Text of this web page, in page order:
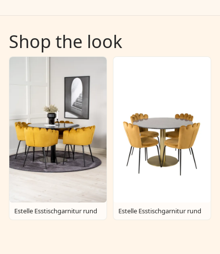
Shop the look
Estelle Esstischgarnitur rund Estelle Esstischgarnitur rund